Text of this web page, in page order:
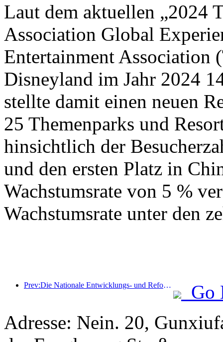
Laut dem aktuellen „2024
Association Global
Entertainment Association
Disneyland im Jahr 2024
stellte damit einen neuen
25 Themenparks und
hinsichtlich der
und den ersten Platz in
Wachstumsrate von 5 %
Wachstumsrate unter den
Prev:Die Nationale Entwicklungs- und Reformkommission hat die erste Charge von 49 hochwertigen Outdoor-Sportzielen veröffentlicht
Go
Adresse: Nein. 20,